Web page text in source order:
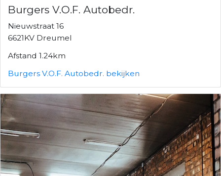
Burgers V.O.F. Autobedr.
Nieuwstraat 16
6621KV Dreumel
Afstand 1.24km
Burgers V.O.F. Autobedr. bekijken